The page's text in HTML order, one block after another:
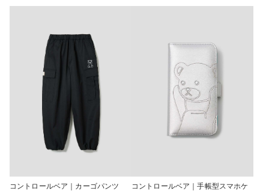
コントロールベア｜カーゴパンツ
コントロールベア｜手帳型スマホケ